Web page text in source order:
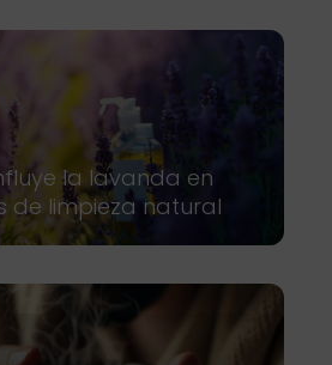
la lavanda en
de limpieza natural